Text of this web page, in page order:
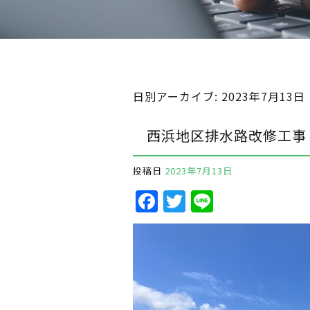
日別アーカイブ: 2023年7月13日
西浜地区排水路改修工
投稿日 2023年7月13日
F
a
b
T
w
te
r
n